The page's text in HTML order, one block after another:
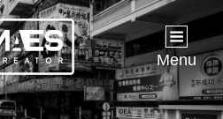
Menu